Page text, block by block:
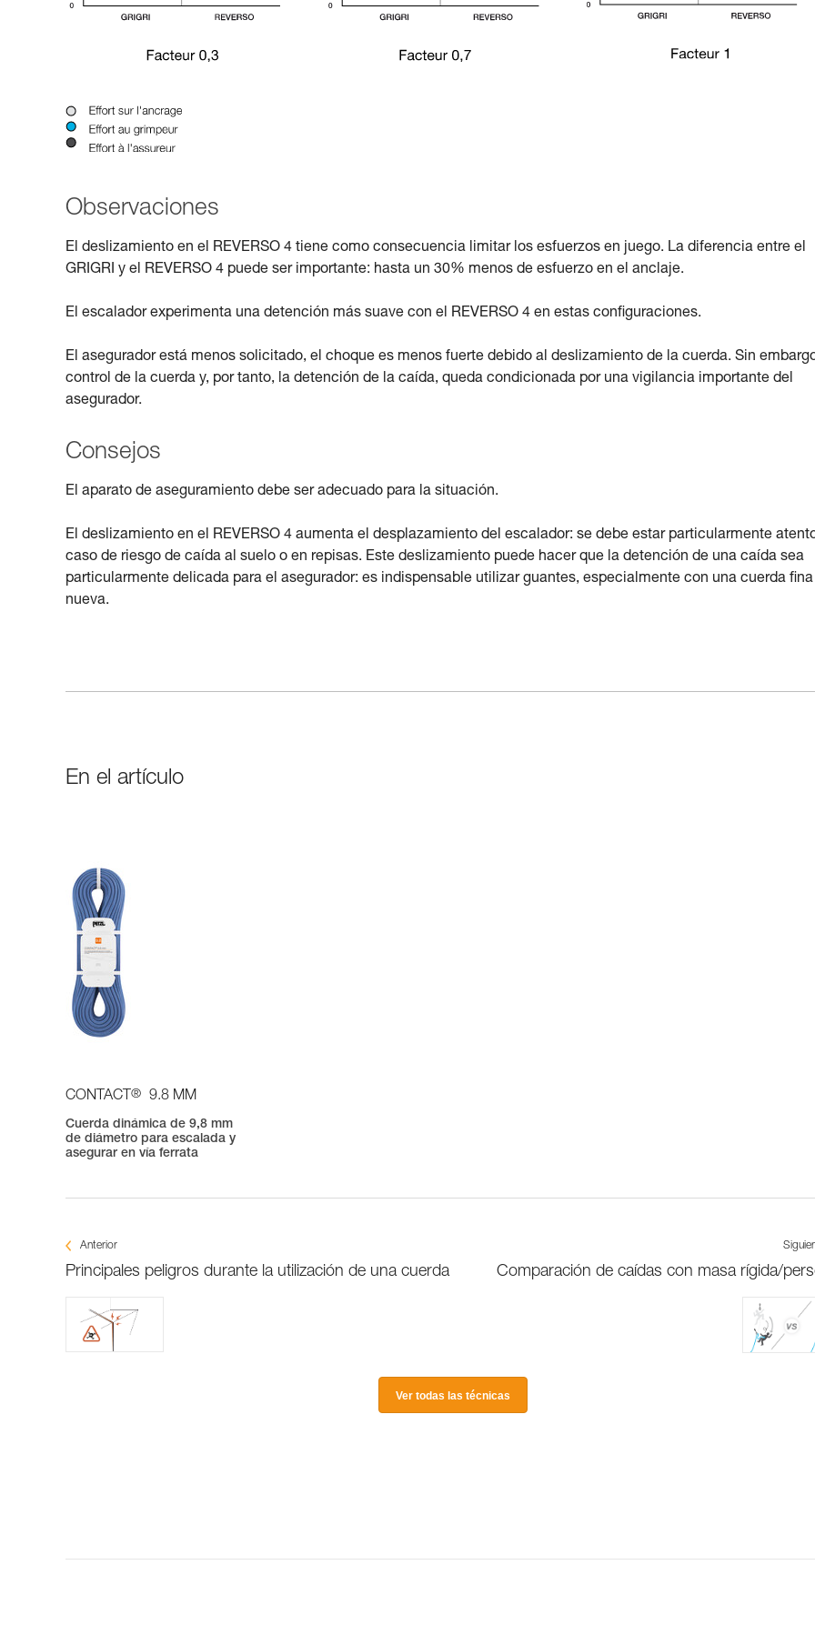
Observaciones
El deslizamiento en el REVERSO 4 tiene como consecuencia limitar los esfuerzos en juego. La diferencia entre el
GRIGRI y el REVERSO 4 puede ser importante: hasta un 30% menos de esfuerzo en el anclaje.
El escalador experimenta una detención más suave con el REVERSO 4 en estas configuraciones.
El asegurador está menos solicitado, el choque es menos fuerte debido al deslizamiento de la cuerda. Sin
control de la cuerda y, por tanto, la detención de la caída, queda condicionada por una vigilancia importante del
asegurador.
Consejos
El aparato de aseguramiento debe ser adecuado para la situación.
El deslizamiento en el REVERSO 4 aumenta el desplazamiento del escalador: se debe estar particularmente
caso de riesgo de caída al suelo o en repisas. Este deslizamiento puede hacer que la detención de una caída sea
particularmente delicada para el asegurador: es indispensable utilizar guantes, especialmente con una cuerda fina
nueva.
En el artículo
CONTACT ® 9.8 MM
Cuerda dinámica de 9,8 mm
de diámetro para escalada y
asegurar en vía ferrata
Anterior
Principales peligros durante la utilización de una cuerda Comparación de caídas con masa rígida/
Ver todas las técnicas